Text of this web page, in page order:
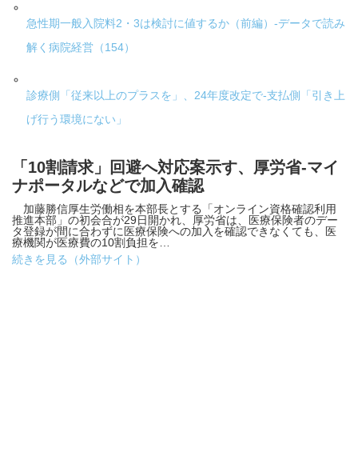
急性期一般入院料2・3は検討に値するか（前編）-データで読み
解く病院経営（154）
診療側「従来以上のプラスを」、24年度改定で-支払側「引き上
げ行う環境にない」
「10割請求」回避へ対応案示す、厚労省-マイ
ナポータルなどで加入確認
加藤勝信厚生労働相を本部長とする「オンライン資格確認利用
推進本部」の初会合が29日開かれ、厚労省は、医療保険者のデー
タ登録が間に合わずに医療保険への加入を確認できなくても、医
療機関が医療費の10割負担を…
続きを見る（外部サイト）